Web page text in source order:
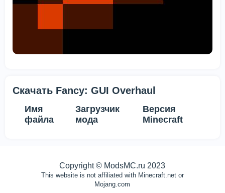
Скачать Fancy: GUI Overhaul
Имя
файла
Загрузчик
мода
Версия
Minecraft
Copyright © ModsMC.ru 2023
This website is not affiliated with Minecraft.net or
Mojang.com